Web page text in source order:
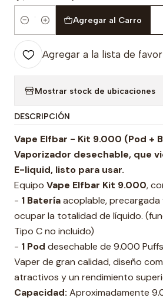
Cantidad
Agregar al Carro
Agregar a la lista de
Mostrar stock de ubicaciones
DESCRIPCIÓN
Vape Elfbar - Kit 9.000 (Pod +
Vaporizador desechable, que
E-liquid, listo para usar.
Equipo Vape Elfbar Kit 9.000,
- 1 Bateríaacoplable,
ocupar la totalidad de líquido.
Tipo C no incluido)
- 1 Pod desechable de 9.000
Vaper de gran calidad, diseño
atractivos y un rendimiento
Capacidad: Aproximadamente